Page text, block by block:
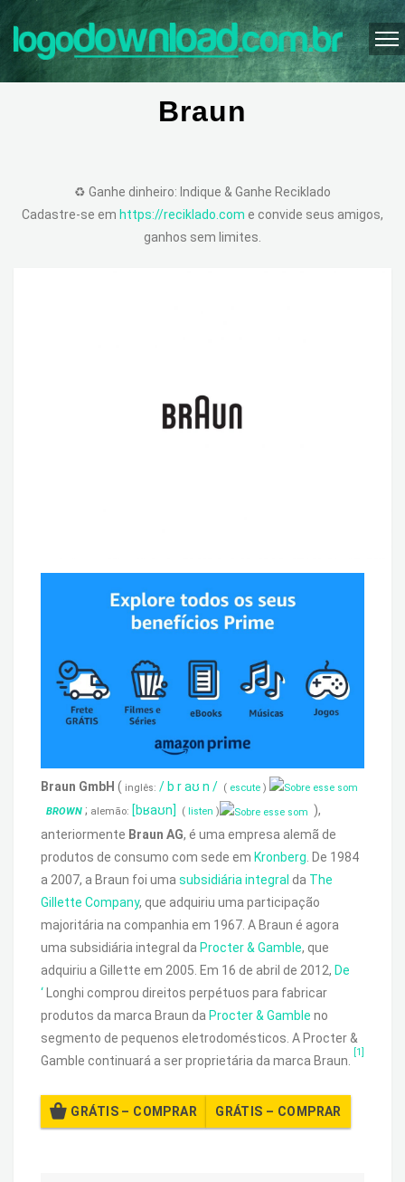
Braun
♻️ Ganhe dinheiro: Indique & Ganhe Reciklado
Cadastre-se em https://reciklado.com e convide seus amigos,
ganhos sem limites.
Braun GmbH ( inglês: / b raʊ n / ( escute )
BROWN ; alemão: [bʁaʊn] ( listen )
),
anteriormente Braun AG, é uma empresa alemã de
produtos de consumo com sede em Kronberg . De 1984
a 2007, a Braun foi uma subsidiária integral da The
Gillette Company, que adquiriu uma participação
majoritária na companhia em 1967. A Braun é agora
uma subsidiária integral da Procter & Gamble, que
adquiriu a Gillette em 2005. Em 16 de abril de 2012, De
‘
Longhi comprou direitos perpétuos para fabricar
produtos da marca Braun da Procter & Gamble no
segmento de pequenos eletrodomésticos. A Procter &
Gamble continuará a ser proprietária da marca Braun.
[1]
GRÁTIS – COMPRAR